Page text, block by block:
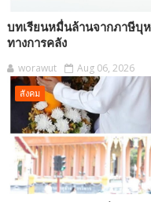
บทเรียนหมื่นล้านจากภาษีบุ
ทางการคลัง
worawut Aug 06, 2026
สังคม